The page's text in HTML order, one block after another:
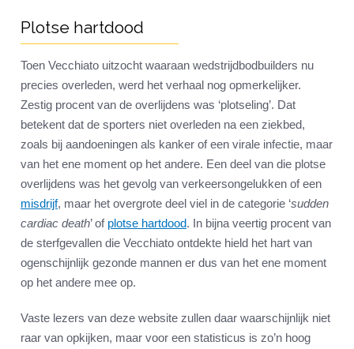
Plotse hartdood
Toen Vecchiato uitzocht waaraan wedstrijdbodbuilders nu
precies overleden, werd het verhaal nog opmerkelijker.
Zestig procent van de overlijdens was ‘plotseling’. Dat
betekent dat de sporters niet overleden na een ziekbed,
zoals bij aandoeningen als kanker of een virale infectie, maar
van het ene moment op het andere. Een deel van die plotse
overlijdens was het gevolg van verkeersongelukken of een
misdrijf, maar het overgrote deel viel in de categorie ‘sudden
cardiac death’ of plotse hartdood. In bijna veertig procent van
de sterfgevallen die Vecchiato ontdekte hield het hart van
ogenschijnlijk gezonde mannen er dus van het ene moment
op het andere mee op.
Vaste lezers van deze website zullen daar waarschijnlijk niet
raar van opkijken, maar voor een statisticus is zo’n hoog